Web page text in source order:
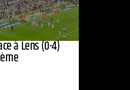
à Lens (0-4)